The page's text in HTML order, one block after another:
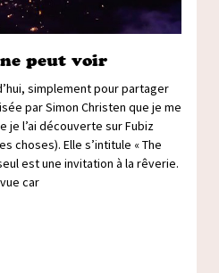
ne peut voir
simplement pour partager
par Simon Christen que je me
je l’ai découverte sur Fubiz
choses). Elle s’intitule « The
est une invitation à la rêverie.
car